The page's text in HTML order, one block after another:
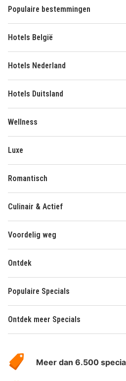
Populaire bestemmingen
Hotels België
Hotels Nederland
Hotels Duitsland
Wellness
Luxe
Romantisch
Culinair & Actief
Voordelig weg
Ontdek
Populaire Specials
Ontdek meer Specials
HotelSpecials
Meer dan 6.500